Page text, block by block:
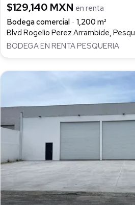
$129,140 MXN en renta
Bodega comercial
1,200 m²
Blvd Rogelio Perez Arrambide,
BODEGA EN RENTA PESQUERIA